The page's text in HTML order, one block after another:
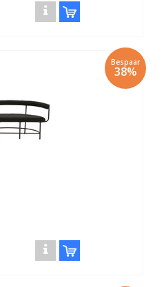
Bespaar
38%